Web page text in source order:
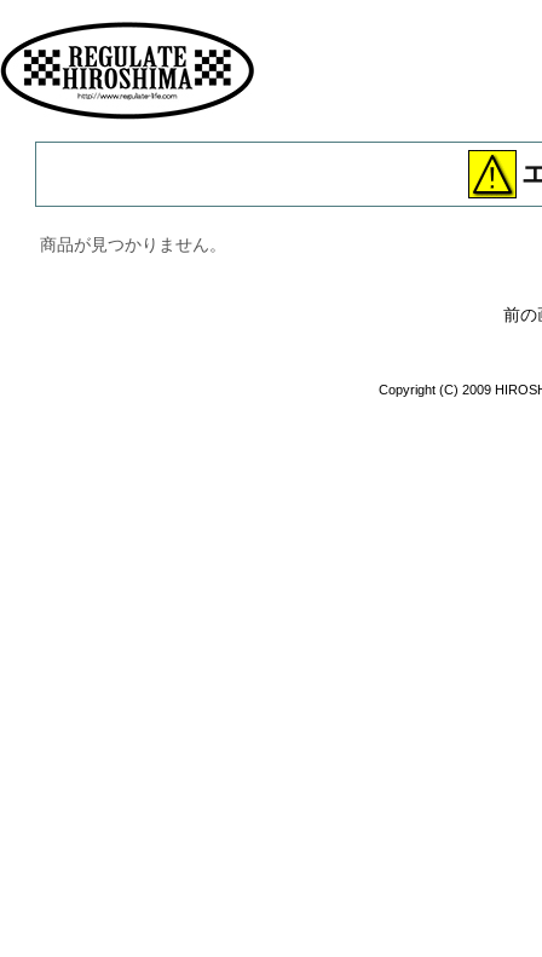
商品が見つかりません。
前の
Copyright (C) 2009